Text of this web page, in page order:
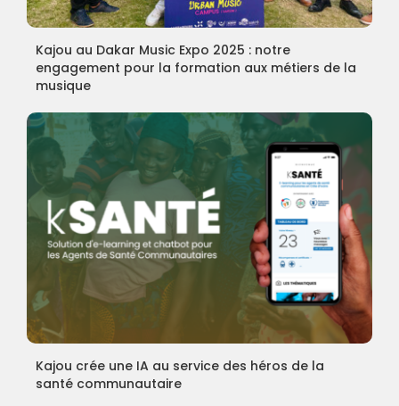
Kajou au Dakar Music Expo 2025 : notre
engagement pour la formation aux métiers de la
musique
Kajou crée une IA au service des héros de la
santé communautaire